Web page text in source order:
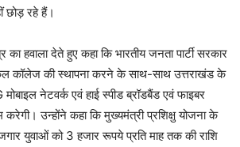
छोड़ रहे हैं।
का हवाला देते हुए कहा कि भारतीय जनता पार्टी सरकार
कॉलेज की स्थापना करने के साथ-साथ उत्तराखंड के
नेटवर्क एवं हाई स्पीड ब्रॉडबैंड एवं फाइबर
उन्होंने कहा कि मुख्यमंत्री प्रशिक्षु योजना के
युवाओं को 3 हजार रूपये प्रति माह तक की राशि